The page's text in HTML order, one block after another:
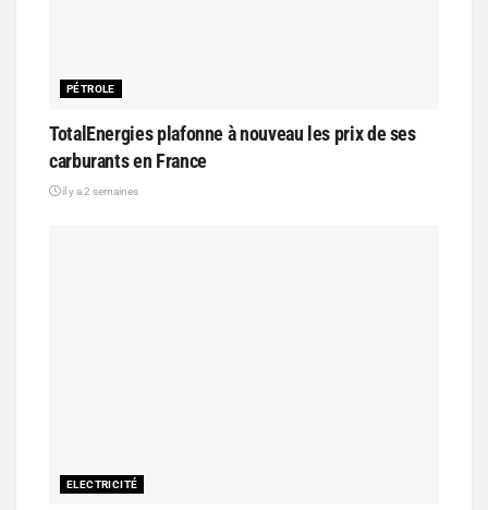
PÉTROLE
TotalEnergies plafonne à nouveau les prix de ses
carburants en France
il y a 2 semaines
ELECTRICITÉ